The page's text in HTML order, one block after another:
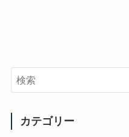
カテゴリー